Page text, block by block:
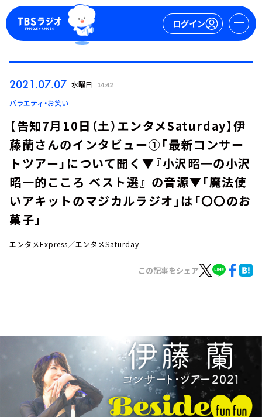
ログイン
ログイン
週間番組表
トピックス
2021.07.07 水曜日 14:42
バラエティ・お笑い
【告知7月10日（土）エンタメSaturday】伊
藤蘭さんのインタビュー①「最新コンサー
トツアー」について聞く▼『小沢昭一の小沢
昭一的こころ ベスト選』 の音源▼「魔法使
いアキットのマジカルラジオ」は「〇〇のお
菓子」
エンタメExpress／エンタメSaturday
この記事をシェア